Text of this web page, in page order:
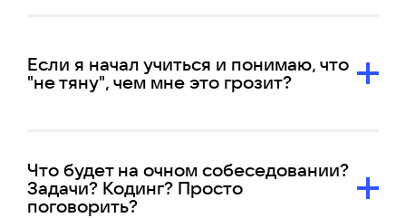
Если я начал учиться и понимаю, что
"не тяну", чем мне это грозит?
Что будет на очном собеседовании?
Задачи? Кодинг? Просто
поговорить?